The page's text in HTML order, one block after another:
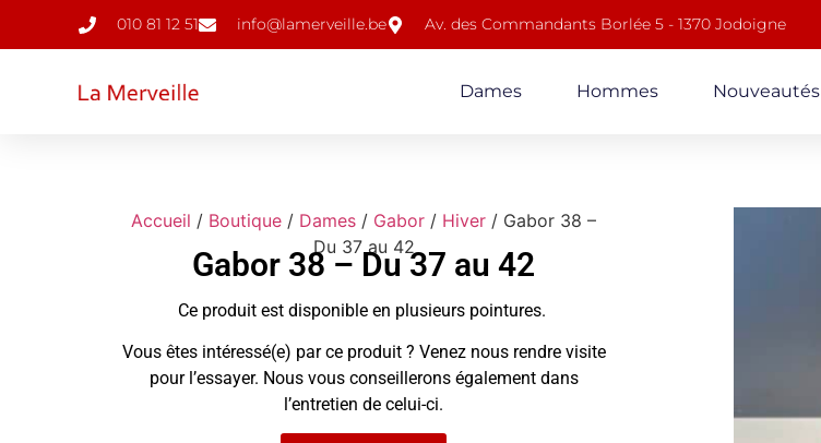
010 81 12 51 info@lamerveille.be Av. des Commandants Borlée 5 - 1370 Jodoigne
Dames Hommes Nouveautés
Accueil / Boutique / Dames / Gabor / Hiver / Gabor 38 –
Du 37 au 42
Gabor 38 – Du 37 au 42
Ce produit est disponible en plusieurs pointures.
Vous êtes intéressé(e) par ce produit ? Venez nous rendre visite
pour l’essayer. Nous vous conseillerons également dans
l’entretien de celui-ci.